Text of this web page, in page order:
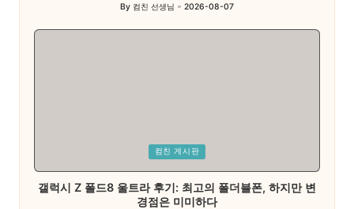
Posted
By 컴친 선생님 2026-08-07
컴친 게시판
갤럭시 Z 폴드8 울트라 후기: 최고의 폴더블폰, 하지만 변
경점은 미미하다